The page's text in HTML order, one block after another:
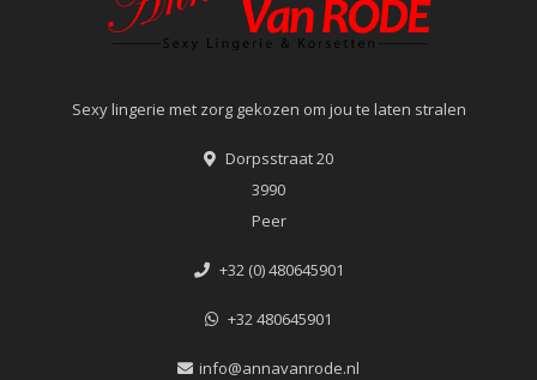
Sexy lingerie met zorg gekozen om jou te laten stralen
Dorpsstraat 20
3990
Peer
+32 (0) 480645901
+32 480645901
info@annavanrode.nl